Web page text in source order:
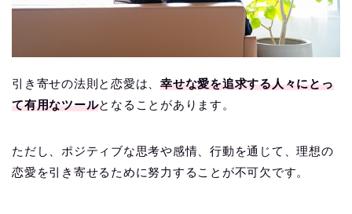
引き寄せの法則と恋愛は、幸せな愛を追求する人々にとっ
て有用なツールとなることがあります。
ただし、ポジティブな思考や感情、行動を通じて、理想の
恋愛を引き寄せるために努力することが不可欠です。